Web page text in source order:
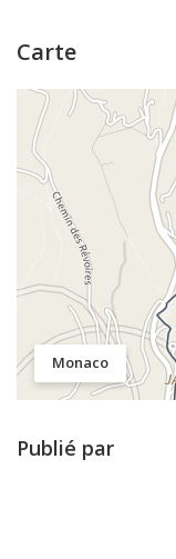
Carte
Monaco
Publié par